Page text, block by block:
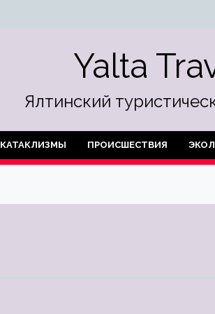
Yalta
Ялтинский
КАТАКЛИЗМЫ ПРОИСШЕСТВИЯ